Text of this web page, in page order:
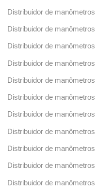
Distribuidor de
Distribuidor de
Distribuidor de
Distribuidor de
Distribuidor de
Distribuidor de
Distribuidor de
Distribuidor de
Distribuidor de
Distribuidor de
Distribuidor de